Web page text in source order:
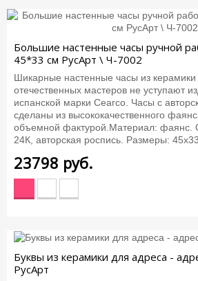
Большие настенные часы ручной
45*33 см РусАрт \ Ч-7002
Шикарные настенные часы из керамики
отечественных мастеров не уступают
испанской марки Cearco. Часы с
сделаны из высококачественного
объемной фактурой.Материал: фаянс.
24К, авторская роспись. Размеры:
23798 руб.
Буквы из керамики для адреса -
РусАрт